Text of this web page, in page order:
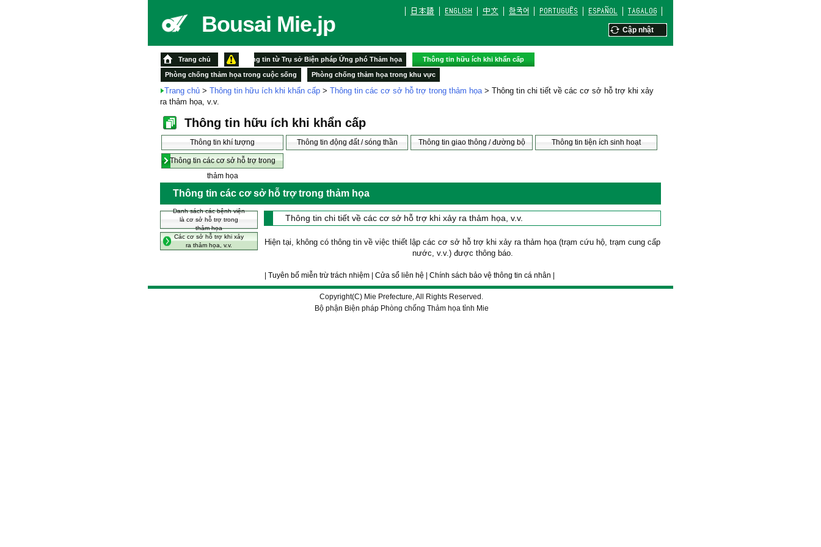
Bousai Mie.jp Cập nhật
Trang chủ Thông tin từ Trụ sở Biện pháp Ứng phó Thảm họa Thông tin hữu ích khi khẩn cấp
Phòng chống thảm họa trong cuộc sống Phòng chống thảm họa trong khu vực
Trang chủ > Thông tin hữu ích khi khẩn cấp > Thông tin các cơ sở hỗ trợ trong thảm họa> Thông tin chi tiết về các cơ sở hỗ trợ khi xảy
ra thảm họa, v.v.
Thông tin hữu ích khi khẩn cấp
Thông tin khí tượng Thông tin động đất / sóng thần Thông tin giao thông / đường bộ Thông tin tiện ích sinh hoạt
Thông tin các cơ sở hỗ trợ trong
thảm họa
Thông tin các cơ sở hỗ trợ trong thảm họa
Thông tin chi tiết về các cơ sở hỗ trợ khi xảy ra thảm họa, v.v.
Hiện tại, không có thông tin về việc thiết lập các cơ sở hỗ trợ khi xảy ra thảm họa (trạm cứu hộ, trạm cung cấp
nước, v.v.) được thông báo.
Danh sách các bệnh viện
là cơ sở hỗ trợ trong
thảm họa
Các cơ sở hỗ trợ khi xảy
ra thảm họa, v.v.
Tuyên bố miễn trừ trách nhiệm Cửa sổ liên hệ Chính sách bảo vệ thông tin cá nhân
Copyright(C) Mie Prefecture, All Rights Reserved.
Bộ phận Biện pháp Phòng chống Thảm họa tỉnh Mie